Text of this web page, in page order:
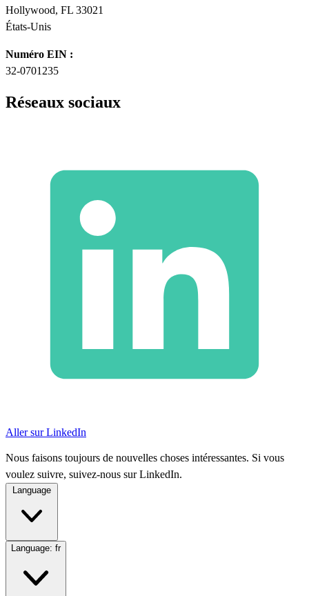
Hollywood, FL 33021
États-Unis
Numéro EIN :
32-0701235
Réseaux sociaux
Aller sur LinkedIn
Nous faisons toujours de nouvelles choses intéressantes. Si vous
voulez suivre, suivez-nous sur LinkedIn.
Language: fr